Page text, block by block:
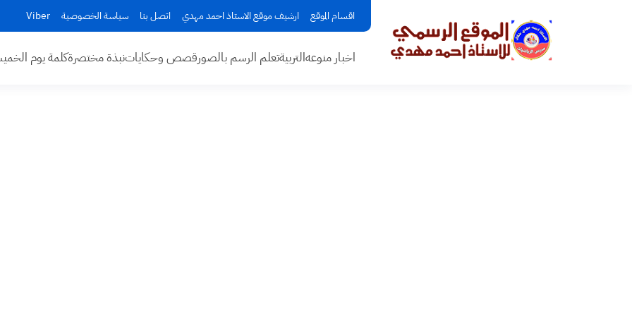
اقسام الموقع ارشيف موقع الاستاذ احمد مهدي اتصل بنا سياسة الخصوصية Viber
اخبار منوعهالتربيةتعلم الرسم بالصورقصص وحكاياتنبذة مختصرةكلمة يوم